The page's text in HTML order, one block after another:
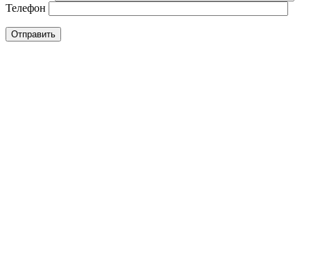
Телефон
Отправить